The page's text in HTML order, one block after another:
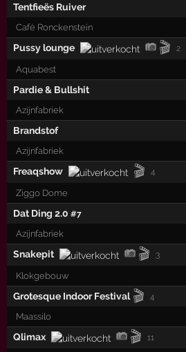
Tentfieës Ruiver
Café Ronckenstein
Pussy lounge 🎬 2
Aquabest
Pardie & Bullshit
Azijnfabriek
Brandstof
Azijnfabriek
Freaqshow 🎬 4
Ziggo Dome
Dat Ding 2.0 #7
Azijnfabriek
Snakepit 🎬 3
Klokgebouw
Grotesque Indoor Festival 🎬 4
Maassilo
Qlimax 🎬 11